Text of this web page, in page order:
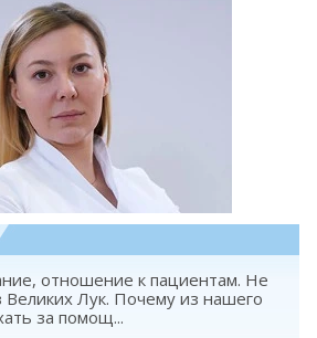
отношение к пациентам. Не
Великих Лук. Почему из нашего
за помощ...